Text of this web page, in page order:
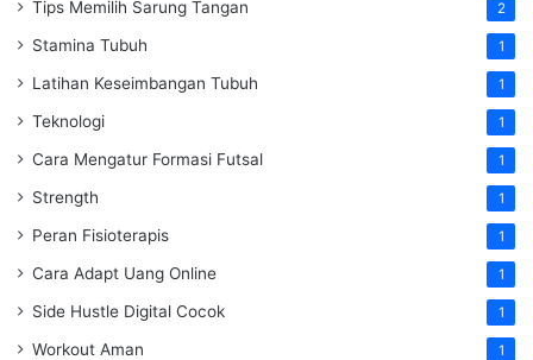
Tips Memilih Sarung Tangan 2
Stamina Tubuh 1
Latihan Keseimbangan Tubuh 1
Teknologi 1
Cara Mengatur Formasi Futsal 1
Strength 1
Peran Fisioterapis 1
Cara Adapt Uang Online 1
Side Hustle Digital Cocok 1
Workout Aman 1